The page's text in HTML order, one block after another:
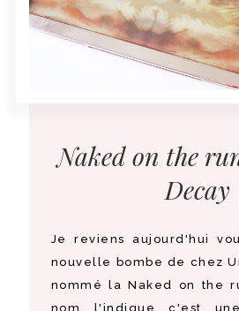
Naked on the
Decay
Je reviens aujourd'hui
nouvelle bombe de chez
nommé la Naked on the
nom l'indique c'est